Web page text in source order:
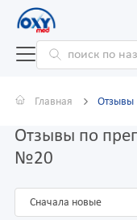
Главная Отзывы
Отзывы по
№20
Сначала новые